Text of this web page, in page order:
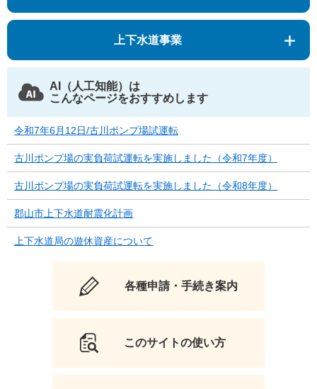
上下水道事業
AI（人工知能）は
こんなページをおすすめします
令和7年6月12日/古川ポンプ場試運転
古川ポンプ場の実負荷試運転を実施しました（令和7年度）
古川ポンプ場の実負荷試運転を実施しました（令和8年度）
郡山市上下水道耐震化計画
上下水道局の遊休資産について
各種申請・手続き案内
このサイトの使い方